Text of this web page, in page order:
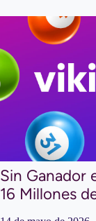
Sin Ganador
16 Millones